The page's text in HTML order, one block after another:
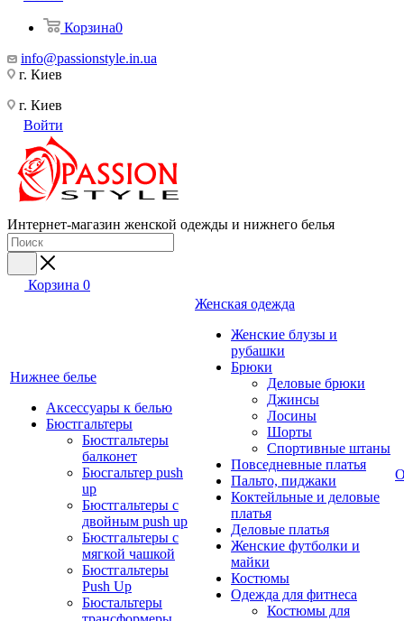
Корзина0
info@passionstyle.in.ua
г. Киев
г. Киев
Войти
Интернет-магазин женской одежды и нижнего белья
Корзина 0
Нижнее белье
Аксессуары к белью
Бюстгальтеры
Бюстгальтеры
балконет
Бюсгальтер push
up
Бюстгальтеры с
двойным push up
Бюстгальтеры с
мягкой чашкой
Бюстгальтеры
Push Up
Бюстальтеры
Женская одежда
Женские блузы и
рубашки
Брюки
Деловые брюки
Джинсы
Лосины
Шорты
Спортивные штаны
Повседневные платья
Пальто, пиджаки
Коктейльные и деловые
платья
Деловые платья
Женские футболки и
майки
Костюмы
Одежда для фитнеса
Костюмы для